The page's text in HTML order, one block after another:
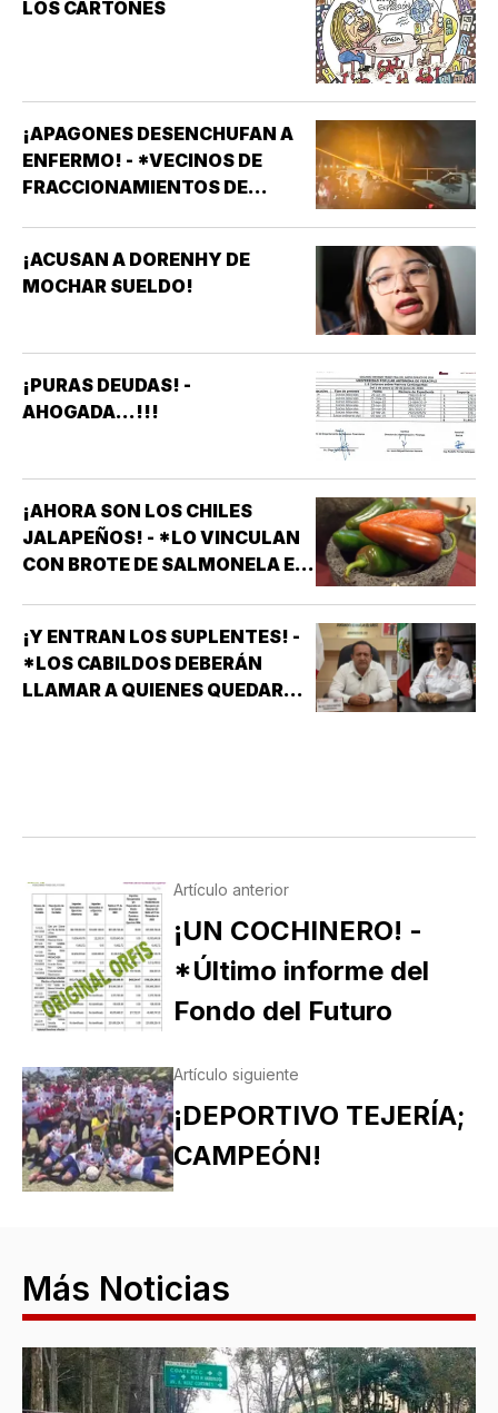
LOS CARTONES
¡APAGONES DESENCHUFAN A
ENFERMO! - *VECINOS DE
FRACCIONAMIENTOS DE
AFECTAN ELEVADORES,
TRATAMIENTOS MÉDICOS Y
¡ACUSAN A DORENHY DE
MOCHAR SUELDO!
¡PURAS DEUDAS! -
AHOGADA...!!!
¡AHORA SON LOS CHILES
JALAPEÑOS! - *LO VINCULAN
CON BROTE DE SALMONELA EN
¡Y ENTRAN LOS SUPLENTES! -
*LOS CABILDOS DEBERÁN
LLAMAR A QUIENES QUEDARON
Artículo anterior
¡UN COCHINERO! -
*Último informe del
Fondo del Futuro
Artículo siguiente
¡DEPORTIVO TEJERÍA;
CAMPEÓN!
Más Noticias